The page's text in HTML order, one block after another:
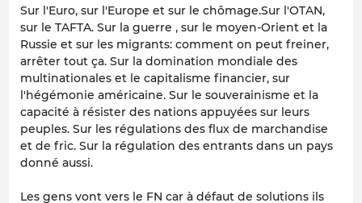
Sur l'Euro, sur l'Europe et sur le chômage.Sur l'OTAN,
sur le TAFTA. Sur la guerre , sur le moyen-Orient et la
Russie et sur les migrants: comment on peut freiner,
arrêter tout ça. Sur la domination mondiale des
multinationales et le capitalisme financier, sur
l'hégémonie américaine. Sur le souverainisme et la
capacité à résister des nations appuyées sur leurs
peuples. Sur les régulations des flux de marchandise
et de fric. Sur la régulation des entrants dans un pays
donné aussi.
Les gens vont vers le FN car à défaut de solutions ils